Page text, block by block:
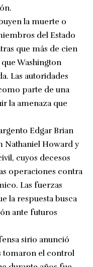
la muerte o
del Estado
que más de cien
Washington
Las autoridades
parte de una
la amenaza que
Edgar Brian
Nathaniel Howard y
cuyos decesos
operaciones contra
Las fuerzas
la respuesta busca
ante futuros
sirio anunció
tomaron el control